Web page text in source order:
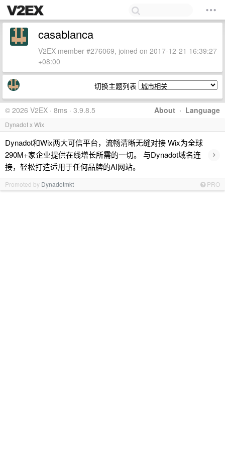
casablanca
V2EX member #276069, joined on 2017-12-21 16:39:27
+08:00
切换主题列表
About · Language
© 2026 V2EX · 8ms · 3.9.8.5
Dynadot x Wix
Dynadot和Wix两大可信平台，流畅清晰无缝对接 Wix为全球
290M+家企业提供在线增长所需的一切。 与Dynadot域名连
接，轻松打造适用于任何品牌的AI网站。
›
Promoted by Dynadotmkt PRO